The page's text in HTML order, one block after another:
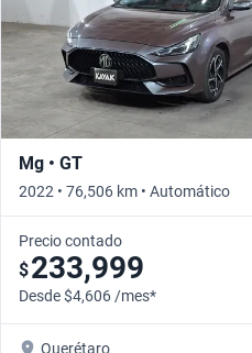
Mg • GT
2022 • 76,506 km • Automático
Precio contado
$233,999
Desde $4,606 /mes*
Querétaro